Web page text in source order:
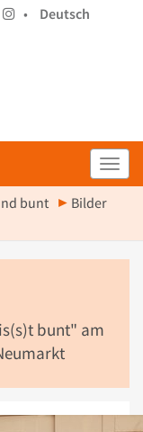
•
Deutsch
bunt
Bilder
bunt" am